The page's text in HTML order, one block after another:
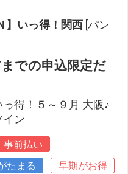
】いっ得！関西 [パン
までの申込限定だ
っ得！５～９月 大阪♪
イン
事前払い
たまる
早期がお得